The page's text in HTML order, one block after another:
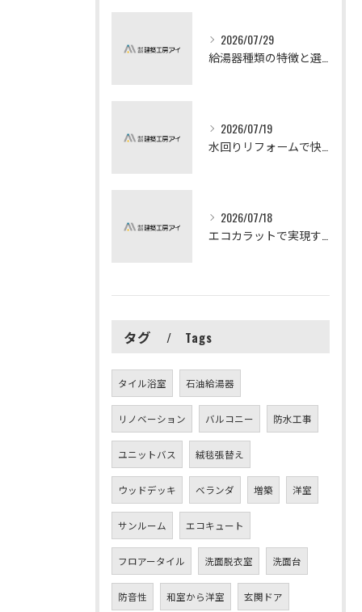
2026/07/29
2026/07/19
2026/07/18
タグ Tags
タイル浴室 石油給湯器
リノベーション バルコニー 防水工事
ユニットバス 絨毯張替え
ウッドデッキ ベランダ 増築 洋室
サンルーム エコキュート
フロアータイル 洗面脱衣室 洗面台
防音性 和室から洋室 玄関ドア